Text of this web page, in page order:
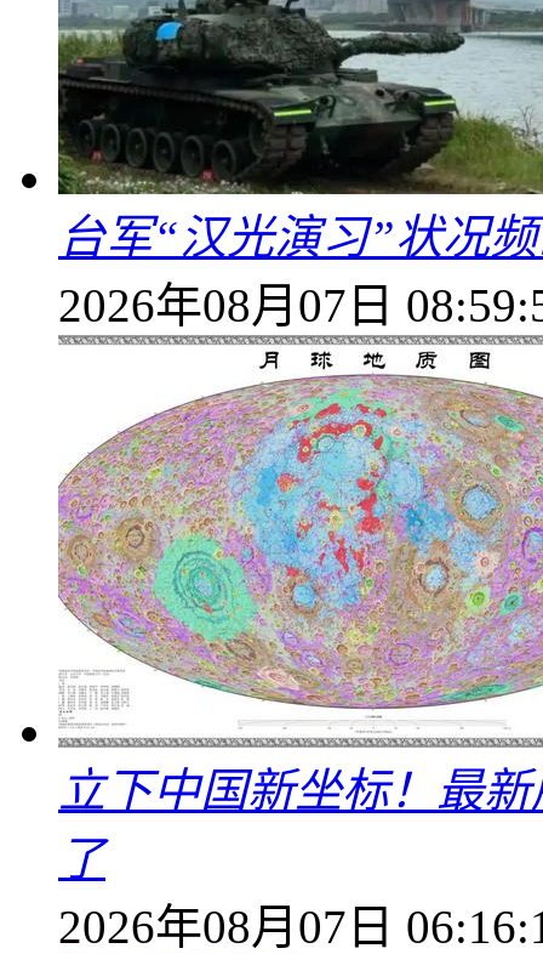
台军“汉光演习”状况
2026年08月07日
立下中国新坐标！最
了
2026年08月07日